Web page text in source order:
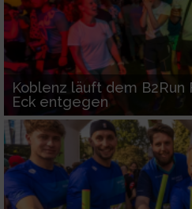
Koblenz läuft dem B2Run
Eck entgegen